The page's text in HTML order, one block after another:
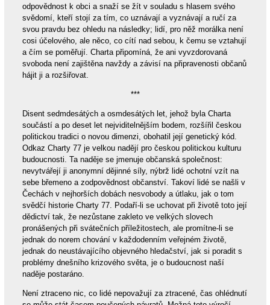
odpovědnost k obci a snaží se žít v souladu s hlasem svého
svědomí, kteří stojí za tím, co uznávají a vyznávají a ručí za
svou pravdu bez ohledu na následky; lidí, pro něž morálka není
cosi účelového, ale něco, co cítí nad sebou, k čemu se vztahují
a čím se poměřují. Charta připomíná, že ani vyvzdorovaná
svoboda není zajištěna navždy a závisí na připravenosti občanů
hájit ji a rozšiřovat.
***
Disent sedmdesátých a osmdesátých let, jehož byla Charta
součástí a po deset let nejviditelnějším bodem, rozšířil českou
politickou tradici o novou dimenzi, obohatil její genetický kód.
Odkaz Charty 77 je velkou nadějí pro českou politickou kulturu
budoucnosti. Ta naděje se jmenuje občanská společnost:
nevytvářejí ji anonymní dějinné síly, nýbrž lidé ochotní vzít na
sebe břemeno a zodpovědnost občanství. Takoví lidé se našli v
Čechách v nejhorších dobách nesvobody a útlaku, jak o tom
svědčí historie Charty 77. Podaří-li se uchovat při životě toto její
dědictví tak, že nezůstane zakleto ve velkých slovech
pronášených při svátečních příležitostech, ale promítne-li se
jednak do norem chování v každodenním veřejném životě,
jednak do neustávajícího objevného hledačství, jak si poradit s
problémy dnešního krizového světa, je o budoucnost naší
naděje postaráno.
Není ztraceno nic, co lidé nepovažují za ztracené, čas ohlédnutí